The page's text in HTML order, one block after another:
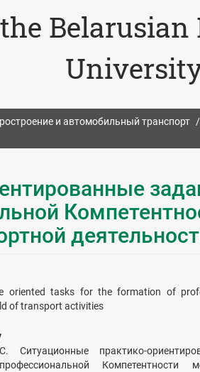
и автомобильный транспорт
oriented tasks for the formation of
of transport activities
Ситуационные практико-
Компетентности